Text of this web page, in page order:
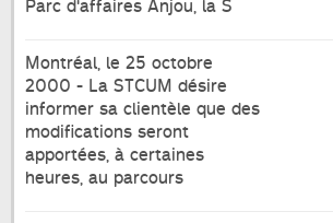
Parc d'affaires Anjou, la S
Montréal, le 25 octobre
2000 - La STCUM désire
informer sa clientèle que des
modifications seront
apportées, à certaines
heures, au parcours